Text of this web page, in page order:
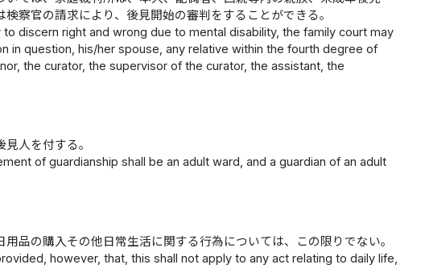
察官の請求により、後見開始の審判をすることができる。
discern right and wrong due to mental disability, the family court may
question, his/her spouse, any relative within the fourth degree of
the curator, the supervisor of the curator, the assistant, the
人を付する。
of guardianship shall be an adult ward, and a guardian of an adult
品の購入その他日常生活に関する行為については、この限りでない。
however, that, this shall not apply to any act relating to daily life,